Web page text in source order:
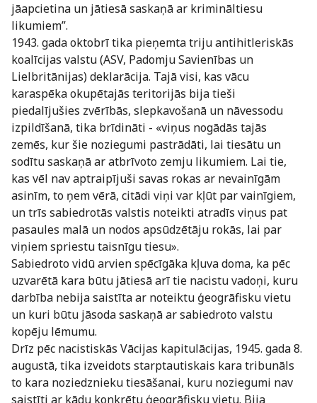
jāapcietina un jātiesā saskaņā ar krimināltiesu
likumiem”.
1943. gada oktobrī tika pieņemta triju antihitleriskās
koalīcijas valstu (ASV, Padomju Savienības un
Lielbritānijas) deklarācija. Tajā visi, kas vācu
karaspēka okupētajās teritorijās bija tieši
piedalījušies zvērībās, slepkavošanā un nāvessodu
izpildīšanā, tika brīdināti - «viņus nogādās tajās
zemēs, kur šie noziegumi pastrādāti, lai tiesātu un
sodītu saskaņā ar atbrīvoto zemju likumiem. Lai tie,
kas vēl nav aptraipījuši savas rokas ar nevainīgām
asinīm, to ņem vērā, citādi viņi var kļūt par vainīgiem,
un trīs sabiedrotās valstis noteikti atradīs viņus pat
pasaules malā un nodos apsūdzētāju rokās, lai par
viņiem spriestu taisnīgu tiesu».
Sabiedroto vidū arvien spēcīgāka kļuva doma, ka pēc
uzvarētā kara būtu jātiesā arī tie nacistu vadoņi, kuru
darbība nebija saistīta ar noteiktu ģeogrāfisku vietu
un kuri būtu jāsoda saskaņā ar sabiedroto valstu
kopēju lēmumu.
Drīz pēc nacistiskās Vācijas kapitulācijas, 1945. gada 8.
augustā, tika izveidots starptautiskais kara tribunāls
to kara noziedznieku tiesāšanai, kuru noziegumi nav
saistīti ar kādu konkrētu ģeogrāfisku vietu. Bija